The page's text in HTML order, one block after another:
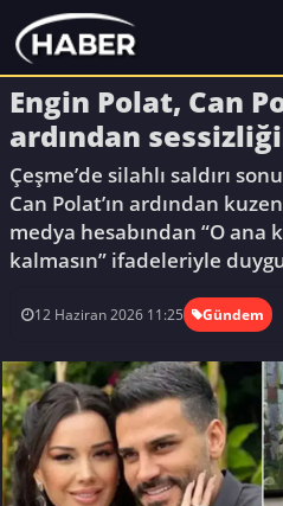
Engin Polat, Can
ardından
Çeşme’de silahlı saldırı
Can Polat’ın ardından
medya hesabından “O ana
kalmasın” ifadeleriyle
12 Haziran 2026 11:25 Gündem